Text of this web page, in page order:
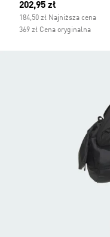
Bieżąca cena
202,95 zł
184,50 zł Najniższa cena
369 zł Cena oryginalna